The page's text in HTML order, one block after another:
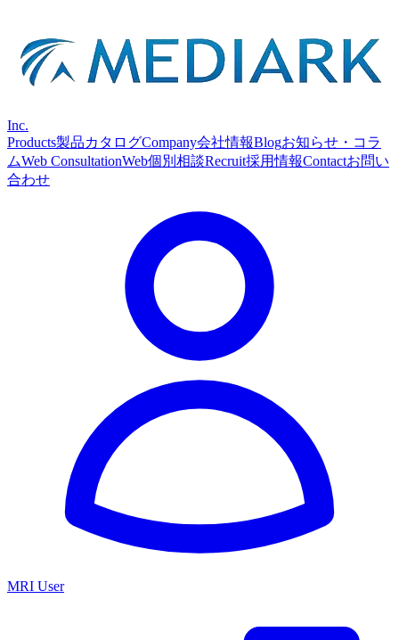
Inc.
Products製品カタログCompany会社情報Blogお知らせ・コラ
ムWeb ConsultationWeb個別相談Recruit採用情報Contactお問い
合わせ
MRI User